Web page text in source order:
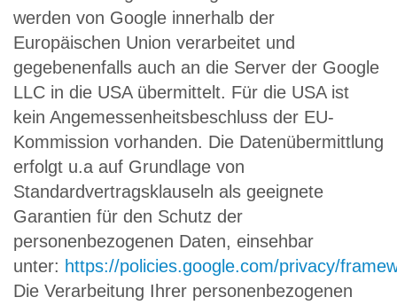
werden von Google innerhalb der
Europäischen Union verarbeitet und
gegebenenfalls auch an die Server der Google
LLC in die USA übermittelt. Für die USA ist
kein Angemessenheitsbeschluss der EU-
Kommission vorhanden. Die Datenübermittlung
erfolgt u.a auf Grundlage von
Standardvertragsklauseln als geeignete
Garantien für den Schutz der
personenbezogenen Daten, einsehbar
unter: https://policies.google.com/privacy/
Die Verarbeitung Ihrer personenbezogenen